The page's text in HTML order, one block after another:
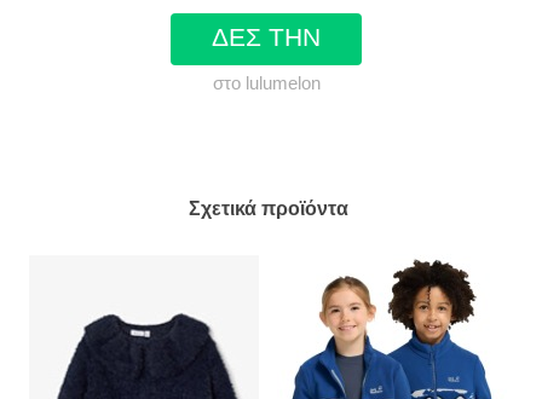
ΔΕΣ ΤΗΝ
στο lulumelon
Σχετικά προϊόντα